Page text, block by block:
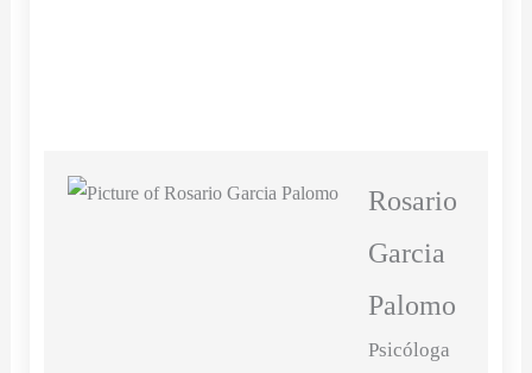
Rosario
Garcia
Palomo
Psicóloga